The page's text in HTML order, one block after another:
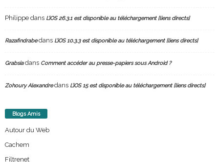
Philippe dans L’iOS 26.3.1 est disponible au téléchargement [liens directs]
Razafindrabedans L’iOS 10.3.3 est disponible au téléchargement [liens directs]
Grabsiadans Comment accéder au presse-papiers sous Android ?
Zohoury Alexandredans L’iOS 15 est disponible au téléchargement [liens directs]
Blogs Amis
Autour du Web
Cachem
Filtrenet